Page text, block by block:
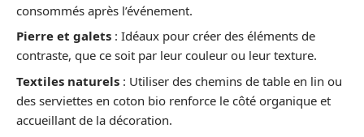
consommés après l’événement.
Pierre et galets : Idéaux pour créer des éléments de
contraste, que ce soit par leur couleur ou leur texture.
Textiles naturels : Utiliser des chemins de table en lin ou
des serviettes en coton bio renforce le côté organique et
accueillant de la décoration.